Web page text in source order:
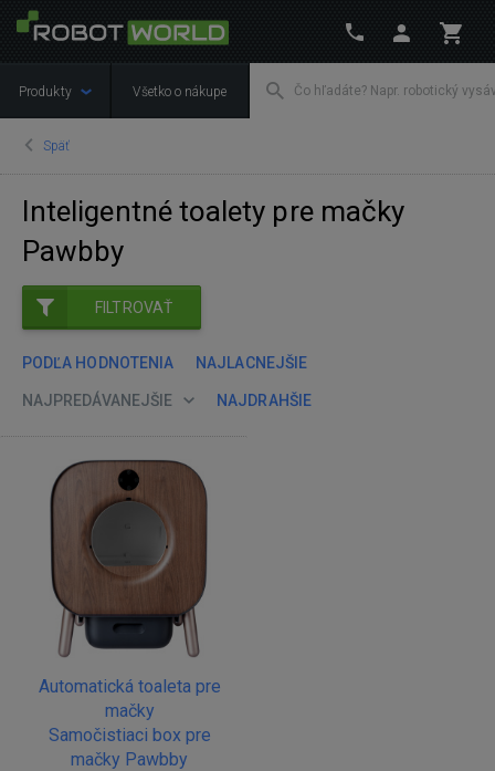
Produkty Všetko o nákupe
Späť
Inteligentné toalety pre mačky
Pawbby
FILTROVAŤ
PODĽA HODNOTENIA NAJLACNEJŠIE
NAJPREDÁVANEJŠIE NAJDRAHŠIE
Automatická toaleta pre
mačky
Samočistiaci box pre
mačky Pawbby